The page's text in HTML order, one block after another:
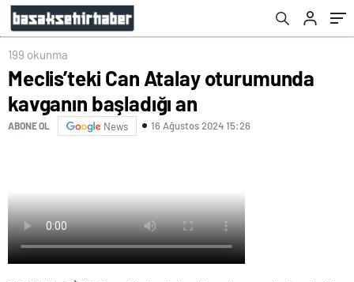
199 okunma
Meclis’teki Can Atalay oturumunda
kavganın başladığı an
ABONE OL News 16 Ağustos 2024 15:26